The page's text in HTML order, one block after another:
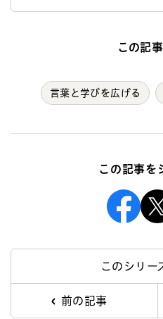
この記
言葉と学びを広げる
この記事を
このシリー
前の記事